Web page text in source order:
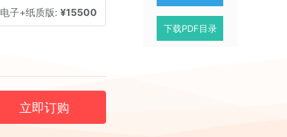
电子+纸质版: ¥15500
立即订购
下载PDF目录